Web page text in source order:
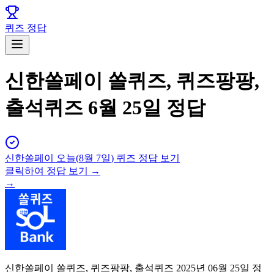
퀴즈 정답
신한쏠페이 쏠퀴즈, 퀴즈팡팡,
출석퀴즈 6월 25일 정답
신한쏠페이 오늘(8월 7일) 퀴즈 정답 보기
클릭하여 정답 보기 →
→
신한쏠페이 쏠퀴즈, 퀴즈팡팡, 출석퀴즈 2025년 06월 25일 정